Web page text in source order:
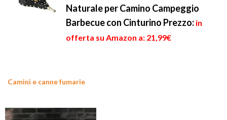
Naturale per Camino Campeggio
Barbecue con Cinturino Prezzo: in
offerta su Amazon a: 21,99€
Camini e canne fumarie